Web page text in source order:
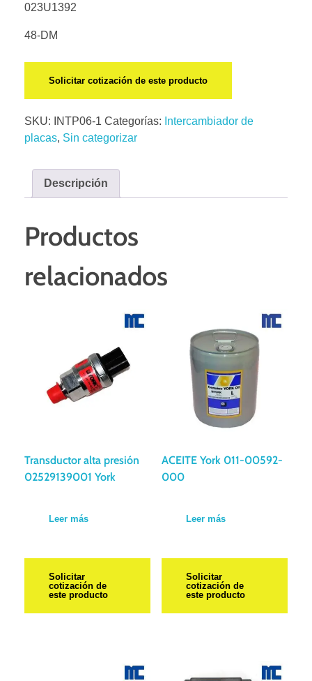
023U1392
48-DM
Solicitar cotización de este producto
SKU: INTP06-1 Categorías: Intercambiador de
placas, Sin categorizar
Descripción
Productos
relacionados
Transductor alta presión
02529139001 York
Leer más
Solicitar
cotización de
este producto
ACEITE York 011-00592-
000
Leer más
Solicitar
cotización de
este producto